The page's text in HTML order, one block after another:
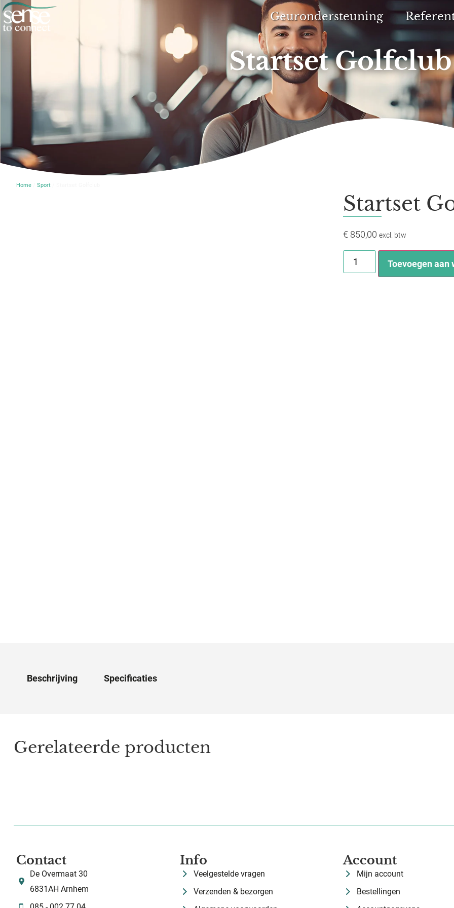
Geurondersteuning
Startset Golfclub
Home Sport
Startset
€ 850,00 excl. btw
Toevoegen aan
Beschrijving Specificaties
Gerelateerde producten
Contact
De Overmaat 30
6831AH Arnhem
Info
Veelgestelde vragen
Verzenden & bezorgen
Account
Mijn account
Bestellingen